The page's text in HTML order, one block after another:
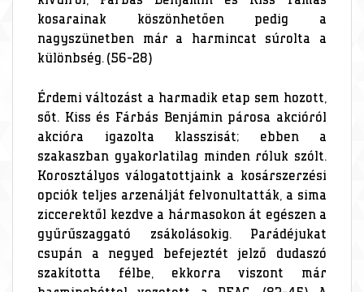
kosarainak köszönhetően pedig a
nagyszünetben már a harmincat súrolta a
különbség. (56-28)
Érdemi változást a harmadik etap sem hozott,
sőt. Kiss és Fárbás Benjámin párosa akcióról
akcióra igazolta klasszisát; ebben a
szakaszban gyakorlatilag minden róluk szólt.
Korosztályos válogatottjaink a kosárszerzési
opciók teljes arzenálját felvonultatták, a sima
ziccerektől kezdve a hármasokon át egészen a
gyűrűszaggató zsákolásokig. Parádéjukat
csupán a negyed befejeztét jelző dudaszó
szakította félbe, ekkorra viszont már